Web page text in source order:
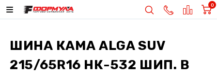
0
ШИНА КАМА ALGA SUV
215/65R16 НК-532 ШИП. В